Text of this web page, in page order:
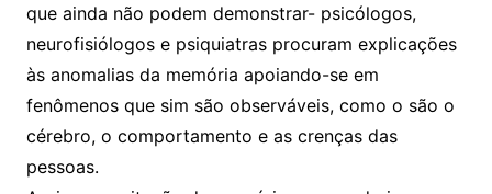
que ainda não podem demonstrar- psicólogos,
neurofisiólogos e psiquiatras procuram explicações
às anomalias da memória apoiando-se em
fenômenos que sim são observáveis, como o são o
cérebro, o comportamento e as crenças das
pessoas.